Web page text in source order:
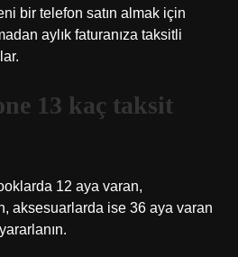
bir telefon satın almak için
aylık faturanıza taksitli
13 kaç taksit
12 aya varan,
aksesuarlarda ise 36 aya varan